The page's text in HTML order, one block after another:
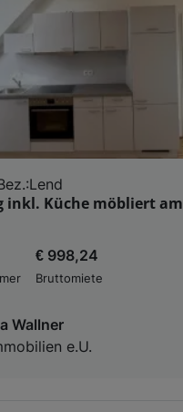
inkl. Küche möbliert am
€ 998,24
Bruttomiete
Wallner
e.U.